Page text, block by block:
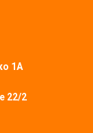
1А
22/2